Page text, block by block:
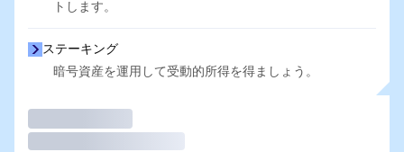
トします。
ステーキング
暗号資産を運用して受動的所得を得ましょう。